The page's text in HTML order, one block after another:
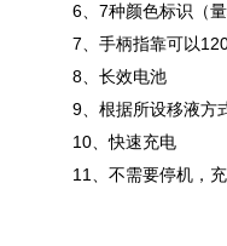
6、7种颜色标识（
7、手柄指靠可以
8、长效电池
9、根据所设移液方
10、快速充电
11、不需要停机，